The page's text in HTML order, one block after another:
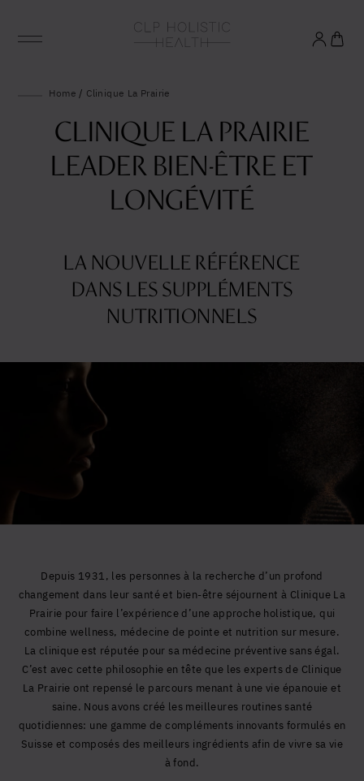
Home / Clinique La Prairie
CLINIQUE LA PRAIRIE
LEADER BIEN-ÊTRE ET
LONGÉVITÉ
LA NOUVELLE RÉFÉRENCE
DANS LES SUPPLÉMENTS
NUTRITIONNELS
Depuis 1931, les personnes à la recherche d’un profond
changement dans leur santé et bien-être séjournent à Clinique La
Prairie pour faire l’expérience d’une approche holistique, qui
combine wellness, médecine de pointe et nutrition sur mesure.
La clinique est réputée pour sa médecine préventive sans égal.
C’est avec cette philosophie en tête que les experts de Clinique
La Prairie ont repensé le parcours menant à une vie épanouie et
saine. Nous avons créé les meilleures routines santé
quotidiennes: une gamme de compléments innovants formulés en
Suisse et composés des meilleurs ingrédients afin de vivre sa vie
à fond.
Vivre longtemps, en bonne santé
Inscrivez-vous à notre liste de diffusion pour
accéder à un bien-être optimal.
Yes, I agree to be contacted and accept the
Vous recevrez le rapport exclusif de Clinique La Prairie,
« Huit tendances qui façonnent le futur de la santé »